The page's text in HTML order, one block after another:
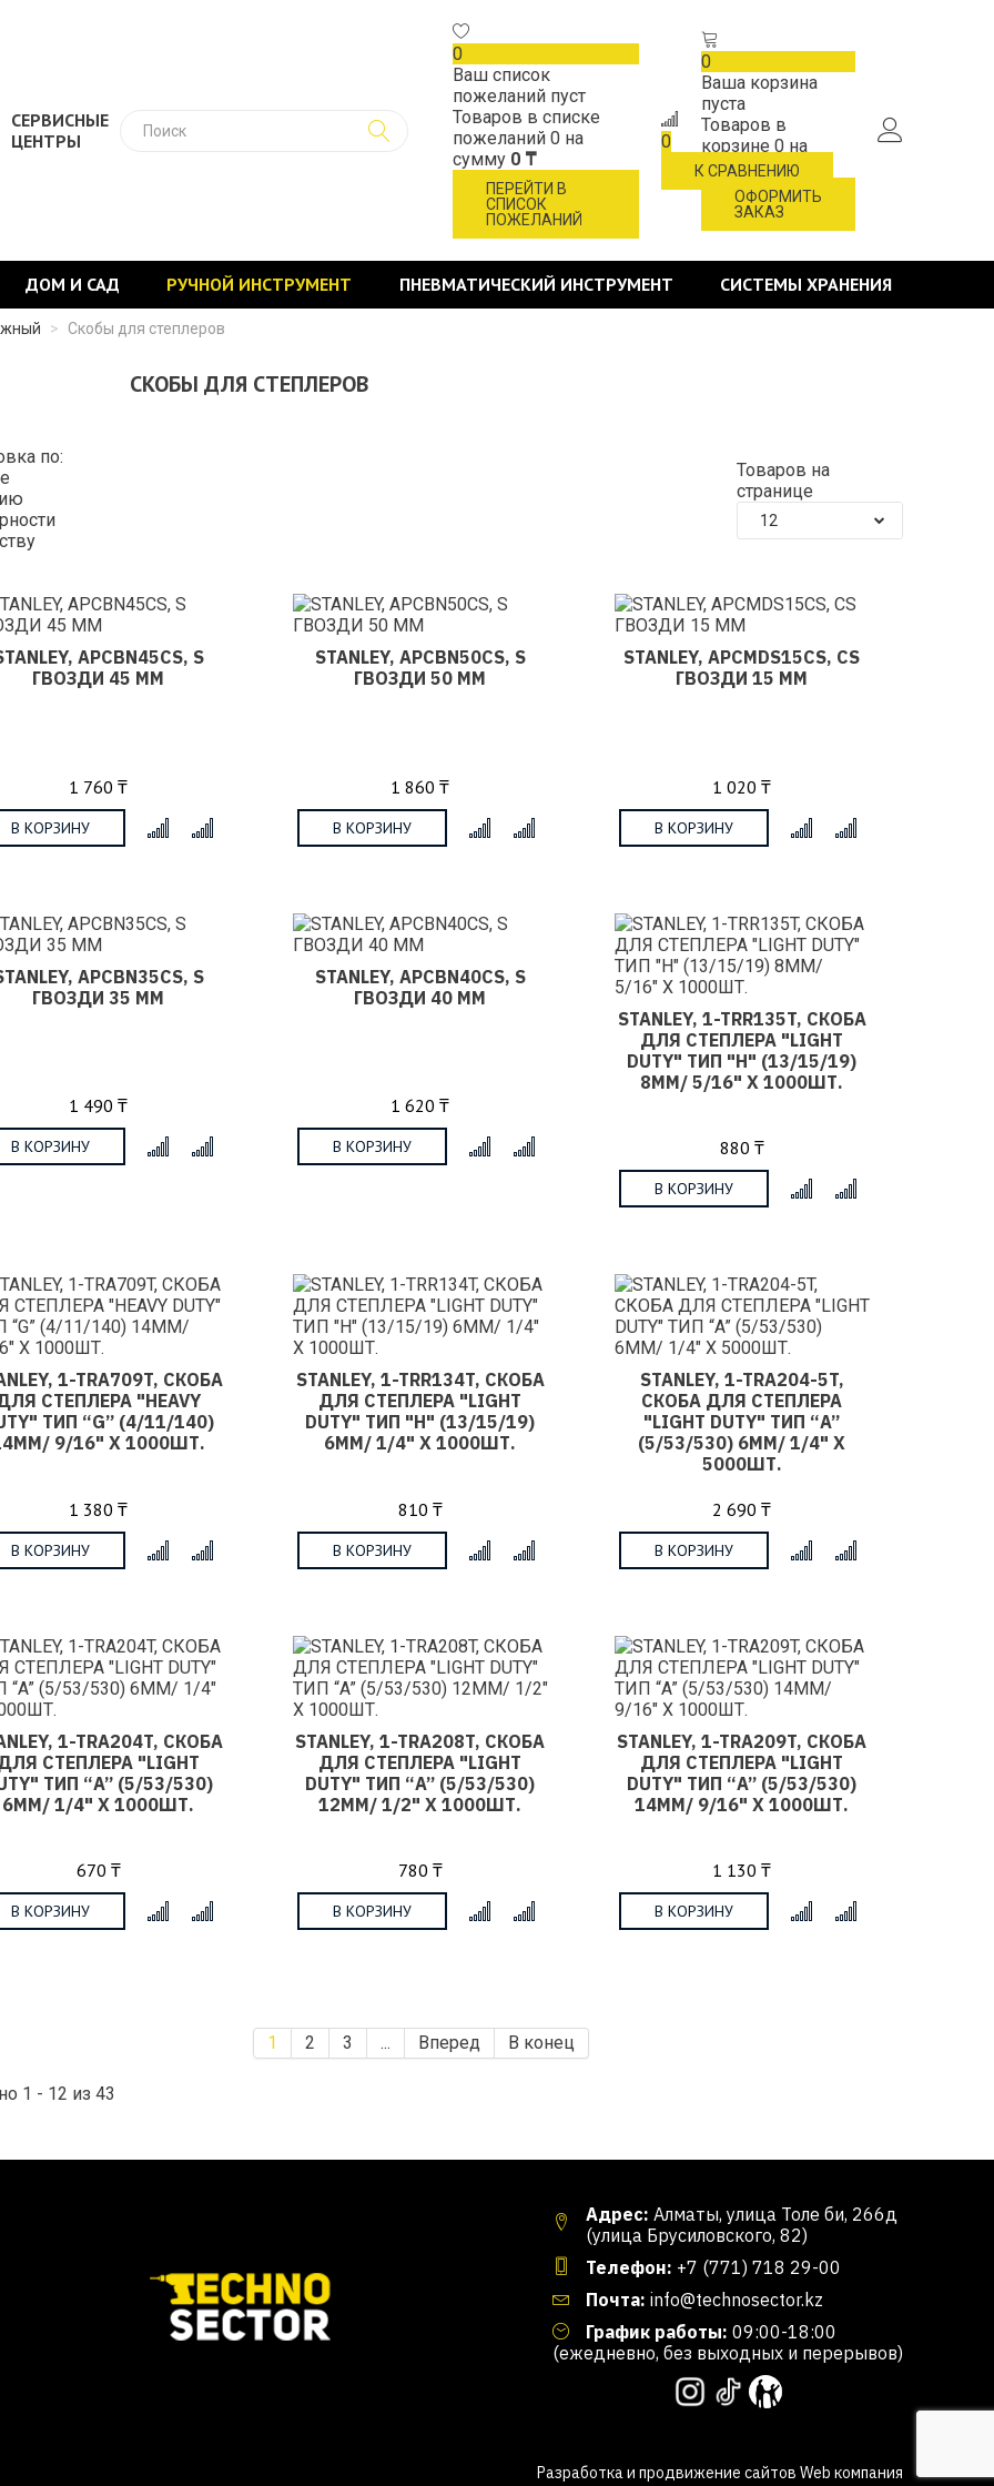
СЕРВИСНЫЕ
ЦЕНТРЫ
0
Ваш список
пожеланий пуст
Товаров в списке
пожеланий 0 на
сумму 0 ₸
ПЕРЕЙТИ В
СПИСОК
ПОЖЕЛАНИЙ
0
К СРАВНЕНИЮ
0
Ваша корзина
пуста
Товаров в
корзине 0 на
сумму0 ₸
ОФОРМИТЬ
ЗАКАЗ
ДОМ И САД РУЧНОЙ ИНСТРУМЕНТ ПНЕВМАТИЧЕСКИЙ ИНСТРУМЕНТ СИСТЕМЫ ХРАНЕНИЯ
> Скобы для степлеров
СКОБЫ ДЛЯ СТЕПЛЕРОВ
по:
Товаров на
странице
12
APCBN45CS, S
ГВОЗДИ 45 ММ
1 760 ₸
В КОРЗИНУ
STANLEY, APCBN50CS, S
ГВОЗДИ 50 ММ
1 860 ₸
В КОРЗИНУ
STANLEY, APCMDS15CS, CS
ГВОЗДИ 15 ММ
1 020 ₸
В КОРЗИНУ
APCBN35CS, S
ГВОЗДИ 35 ММ
1 490 ₸
В КОРЗИНУ
STANLEY, APCBN40CS, S
ГВОЗДИ 40 ММ
1 620 ₸
В КОРЗИНУ
STANLEY, 1-TRR135T, СКОБА
ДЛЯ СТЕПЛЕРА "LIGHT
DUTY" ТИП "H" (13/15/19)
8ММ/ 5/16" Х 1000ШТ.
880 ₸
В КОРЗИНУ
1-TRA709T, СКОБА
СТЕПЛЕРА "HEAVY
ТИП “G” (4/11/140)
9/16" Х 1000ШТ.
1 380 ₸
В КОРЗИНУ
STANLEY, 1-TRR134T, СКОБА
ДЛЯ СТЕПЛЕРА "LIGHT
DUTY" ТИП "H" (13/15/19)
6ММ/ 1/4" Х 1000ШТ.
810 ₸
В КОРЗИНУ
STANLEY, 1-TRA204-5T,
СКОБА ДЛЯ СТЕПЛЕРА
"LIGHT DUTY" ТИП “A”
(5/53/530) 6ММ/ 1/4" Х
5000ШТ.
2 690 ₸
В КОРЗИНУ
1-TRA204T, СКОБА
СТЕПЛЕРА "LIGHT
ТИП “A” (5/53/530)
6ММ/ 1/4" Х 1000ШТ.
670 ₸
В КОРЗИНУ
STANLEY, 1-TRA208T, СКОБА
ДЛЯ СТЕПЛЕРА "LIGHT
DUTY" ТИП “A” (5/53/530)
12ММ/ 1/2" Х 1000ШТ.
780 ₸
В КОРЗИНУ
STANLEY, 1-TRA209T, СКОБА
ДЛЯ СТЕПЛЕРА "LIGHT
DUTY" ТИП “A” (5/53/530)
14ММ/ 9/16" Х 1000ШТ.
1 130 ₸
В КОРЗИНУ
1 2 3 ... Вперед В конец
1 - 12 из 43
Адрес: Алматы, улица Толе би, 266д
(улица Брусиловского, 82)
Телефон: +7 (771) 718 29-00
Почта: info@technosector.kz
График работы: 09:00-18:00
(ежедневно, без выходных и перерывов)
Разработка и продвижение сайтов Web компания